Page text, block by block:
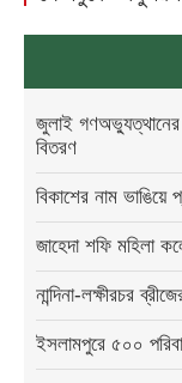
জুলাই
বিতরণ
বিকাশের নাম ভাঙিয়ে
জাহেদা শফি মহিলা
নান্দিনা-লক্ষীরচর
ইসলামপুরে ৫০০